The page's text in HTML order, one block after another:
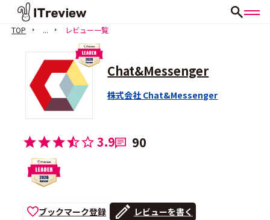
TOP ... レビュー一覧
Chat&Messenger
株式会社 Chat&Messenger
3.9 90
ブックマーク登録 レビューを書く